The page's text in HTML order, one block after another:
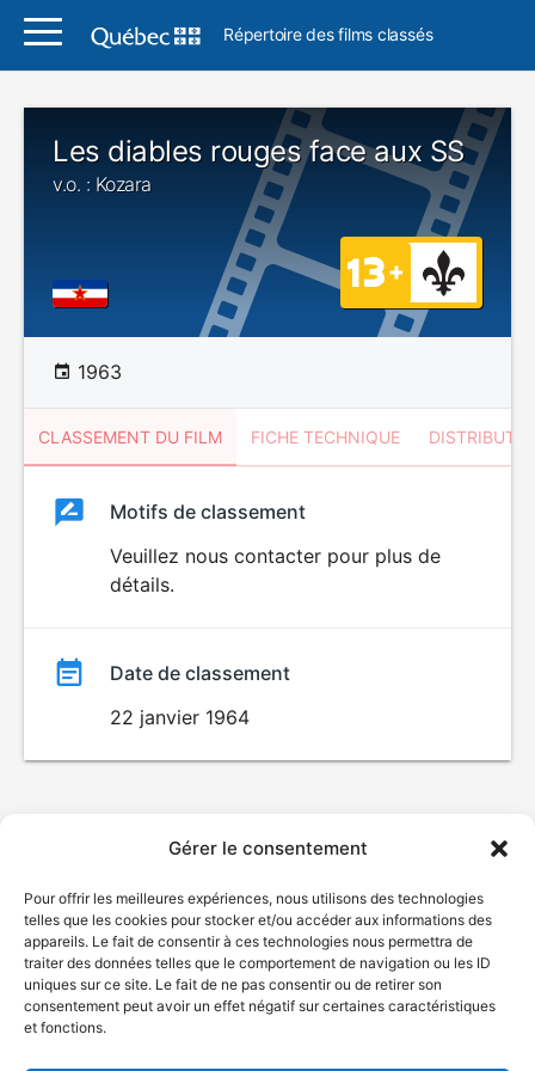
Gérer le consentement
Pour offrir les meilleures expériences, nous utilisons des technologies
telles que les cookies pour stocker et/ou accéder aux informations des
appareils. Le fait de consentir à ces technologies nous permettra de
traiter des données telles que le comportement de navigation ou les ID
uniques sur ce site. Le fait de ne pas consentir ou de retirer son
consentement peut avoir un effet négatif sur certaines caractéristiques
et fonctions.
Répertoire des films classés
Les diables rouges face aux SS
v.o. : Kozara
1963
CLASSEMENT DU FILM FICHE TECHNIQUE
ClassementClassement
Motifs de classement
Veuillez nous contacter pour plus de
détails.
Date de classement
22 janvier 1964